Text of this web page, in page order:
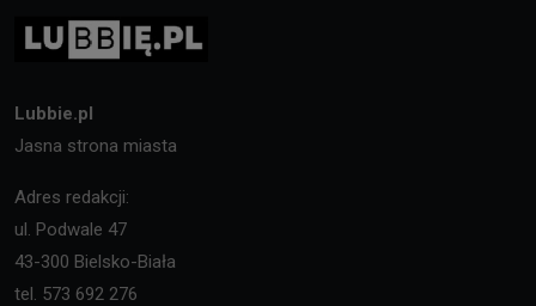
Lubbie.pl
Jasna strona miasta
Adres redakcji:
ul. Podwale 47
43-300 Bielsko-Biała
tel. 573 692 276